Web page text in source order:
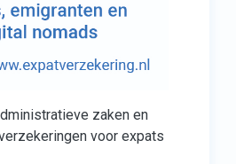
zaken en
voor expats